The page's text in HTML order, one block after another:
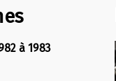
à 1983